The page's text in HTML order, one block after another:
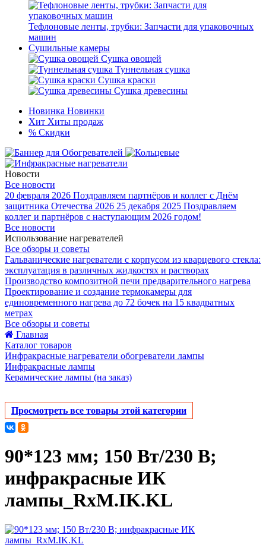
Тефлоновые ленты, трубки: Запчасти для упаковочных
машин
Сушильные камеры
Сушка овощей
Туннельная сушка
Сушка краски
Сушка древесины
Новинка Новинки
Хит Хиты продаж
% Скидки
Новости
Все новости
20 февраля 2026 Поздравляем партнёров и коллег с Днём
защитника Отечества 2026 25 декабря 2025 Поздравляем
коллег и партнёров с наступающим 2026 годом!
Все новости
Использование нагревателей
Все обзоры и советы
Гальванические нагреватели с корпусом из кварцевого стекла:
эксплуатация в различных жидкостях и растворах
Производство композитной печи предварительного нагрева
Проектирование и создание термокамеры для
единовременного нагрева до 72 бочек на 15 квадратных
метрах
Все обзоры и советы
Главная
Каталог товаров
Инфракрасные нагреватели обогреватели лампы
Инфракрасные лампы
Керамические лампы (на заказ)
Просмотреть все товары этой категории
90*123 мм; 150 Вт/230 В;
инфракрасные ИК
лампы_RxM.IK.KL